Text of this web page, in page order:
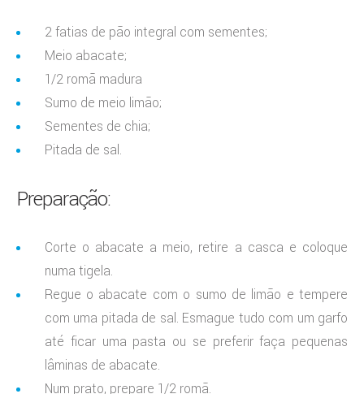
2 fatias de pão integral com sementes;
Meio abacate;
1/2 romã madura
Sumo de meio limão;
Sementes de chia;
Pitada de sal.
Preparação:
Corte o abacate a meio, retire a casca e coloque
numa tigela.
Regue o abacate com o sumo de limão e tempere
com uma pitada de sal. Esmague tudo com um garfo
até ficar uma pasta ou se preferir faça pequenas
lâminas de abacate.
Num prato, prepare 1/2 romã.